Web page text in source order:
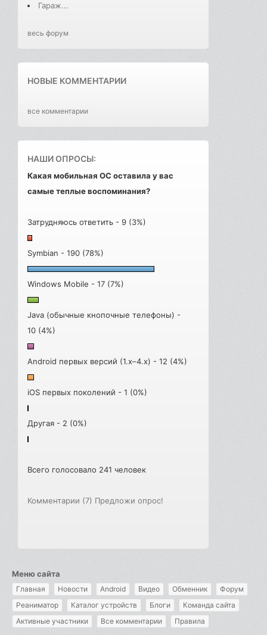
Гараж...
весь форум
НОВЫЕ КОММЕНТАРИИ
все комментарии
НАШИ ОПРОСЫ:
Какая мобильная ОС оставила у вас
самые теплые воспоминания?
Затрудняюсь ответить - 9 (3%)
Symbian - 190 (78%)
Windows Mobile - 17 (7%)
Java (обычные кнопочные телефоны) -
10 (4%)
Android первых версий (1.x–4.x) - 12 (4%)
iOS первых поколений - 1 (0%)
Другая - 2 (0%)
Всего голосовало 241 человек
Комментарии (7) Предложи опрос!
Меню сайта
Главная Новости Android Видео Обменник
Форум
Реаниматор
Каталог устройств Блоги
Команда сайта
Активные участники
Все комментарии Правила